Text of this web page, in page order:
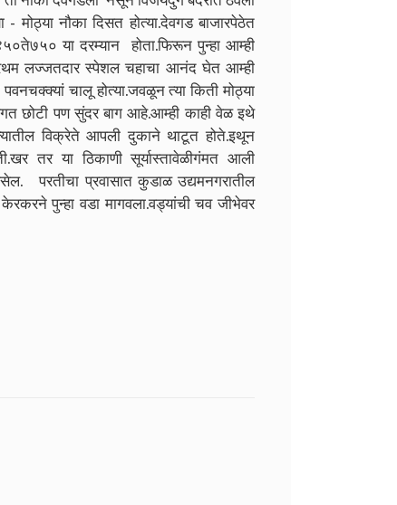
- मोठ्या नौका दिसत होत्या.देवगड बाजारपेठेत
या दरम्यान होता.फिरून पुन्हा आम्ही
लज्जतदार स्पेशल चहाचा आनंद घेत आम्ही
चालू होत्या.जवळून त्या किती मोठ्या
छोटी पण सुंदर बाग आहे.आम्ही काही वेळ इथे
विक्रेते आपली दुकाने थाटूत होते.इथून
तर या ठिकाणी सूर्यास्तावेळीगंमत आली
परतीचा प्रवासात कुडाळ उद्यमनगरातील
पुन्हा वडा मागवला.वड्यांची चव जीभेवर